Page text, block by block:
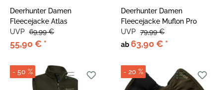
Deerhunter Damen
Fleecejacke Atlas
55,90 € *
UVP 69,99 €
Deerhunter Damen
Fleecejacke Muflon Pro
ab63,90 € *
UVP 79,99 €
- 50 % - 20 %